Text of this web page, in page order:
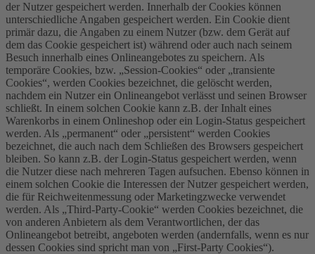
der Nutzer gespeichert werden. Innerhalb der Cookies können
unterschiedliche Angaben gespeichert werden. Ein Cookie dient
primär dazu, die Angaben zu einem Nutzer (bzw. dem Gerät auf
dem das Cookie gespeichert ist) während oder auch nach seinem
Besuch innerhalb eines Onlineangebotes zu speichern. Als
temporäre Cookies, bzw. „Session-Cookies“ oder „transiente
Cookies“, werden Cookies bezeichnet, die gelöscht werden,
nachdem ein Nutzer ein Onlineangebot verlässt und seinen Browser
schließt. In einem solchen Cookie kann z.B. der Inhalt eines
Warenkorbs in einem Onlineshop oder ein Login-Status gespeichert
werden. Als „permanent“ oder „persistent“ werden Cookies
bezeichnet, die auch nach dem Schließen des Browsers gespeichert
bleiben. So kann z.B. der Login-Status gespeichert werden, wenn
die Nutzer diese nach mehreren Tagen aufsuchen. Ebenso können in
einem solchen Cookie die Interessen der Nutzer gespeichert werden,
die für Reichweitenmessung oder Marketingzwecke verwendet
werden. Als „Third-Party-Cookie“ werden Cookies bezeichnet, die
von anderen Anbietern als dem Verantwortlichen, der das
Onlineangebot betreibt, angeboten werden (andernfalls, wenn es nur
dessen Cookies sind spricht man von „First-Party Cookies“).